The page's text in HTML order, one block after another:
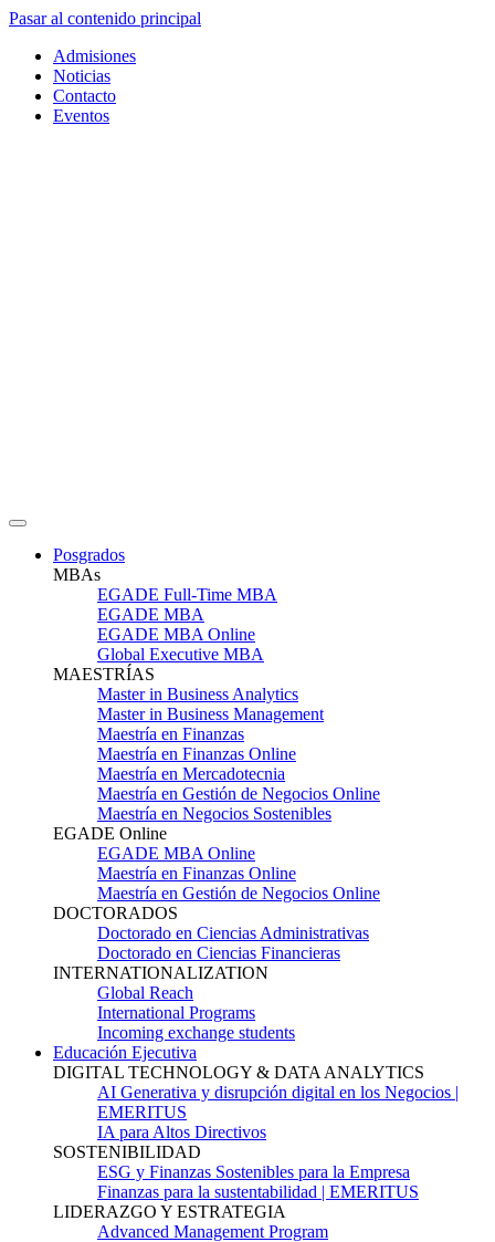
Pasar al contenido principal
Admisiones
Noticias
Contacto
Eventos
Posgrados
MBAs
EGADE Full-Time MBA
EGADE MBA
EGADE MBA Online
Global Executive MBA
MAESTRÍAS
Master in Business Analytics
Master in Business Management
Maestría en Finanzas
Maestría en Finanzas Online
Maestría en Mercadotecnia
Maestría en Gestión de Negocios Online
Maestría en Negocios Sostenibles
EGADE Online
EGADE MBA Online
Maestría en Finanzas Online
Maestría en Gestión de Negocios Online
DOCTORADOS
Doctorado en Ciencias Administrativas
Doctorado en Ciencias Financieras
INTERNATIONALIZATION
Global Reach
International Programs
Incoming exchange students
Educación Ejecutiva
DIGITAL TECHNOLOGY & DATA ANALYTICS
AI Generativa y disrupción digital en los Negocios |
EMERITUS
IA para Altos Directivos
SOSTENIBILIDAD
ESG y Finanzas Sostenibles para la Empresa
Finanzas para la sustentabilidad | EMERITUS
LIDERAZGO Y ESTRATEGIA
Advanced Management Program